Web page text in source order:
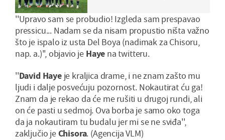
''Upravo sam se probudio! Izgleda sam prespavao
pressicu... Nadam se da nisam propustio ništa važno
što je ispalo iz usta Del Boya (nadimak za Chisoru,
nap. a.)'', objavio je Haye na twitteru.
''David Hayeje kraljica drame, i ne znam zašto mu
ljudi i dalje posvećuju pozornost. Nokautirat ću ga!
Znam da je rekao da će me rušiti u drugoj rundi, ali
on će pasti u sedmoj. Ova borba je samo oko toga
da ja nokautiram tu budalu jer mi se ne sviđa'',
zaključio jeChisora. (Agencija VLM)